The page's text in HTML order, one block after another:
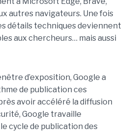
autres navigateurs. Une fois
détails techniques deviennent
aux chercheurs… mais aussi
d’exposition, Google a
de publication ces
avoir accéléré la diffusion
Google travaille
cycle de publication des